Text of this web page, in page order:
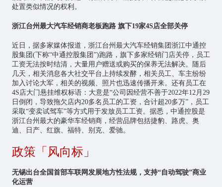
处置类似情况的权利。
浙江台州最大汽车经销商老板跑路 旗下19家4S店全部关停
近日，据多家媒体报道，浙江台州最大汽车经销集团浙江中通控
股集团(下称“中通控股集团”)跑路，旗下多家经销门店关停，员工
工资无法按时结清，大量用户赠送或购买的保养无法解决。随后
几天，相关消息各大社交平台上持续发酵，相关员工、车主纷纷
加入讨论大军，相关的视频、照片也迅速传播开来。还有员工在
4S店大门悬挂维权标语：大意是“公司因经营不善于2022年12月29
日倒闭，导致拖欠店内20多名员工的工资，合计超20多万”，员工
采取“变卖试驾车”等方式用于发放员工工资。据悉，中通控股是
浙江台州最大的豪华车经销商，经营品牌包括捷豹、路虎、奥
迪、日产、红旗、福特、别克、爱驰。
政策「风向标」
无锡出台全国首部车联网发展地方性法规，支持“自动驾驶”商业
化运营